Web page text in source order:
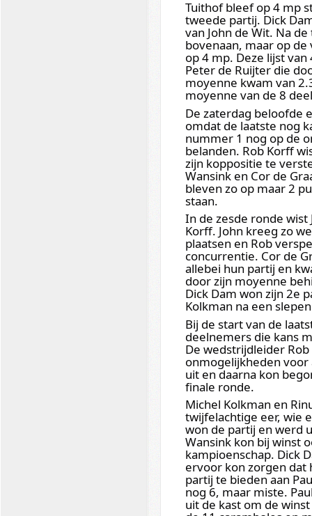
Tuithof bleef op 4 mp
tweede partij. Dick
van John de Wit. Na
bovenaan, maar op
op 4 mp. Deze lijst
Peter de Ruijter die
moyenne kwam van
moyenne van de 8
De zaterdag beloofde
omdat de laatste nog
nummer 1 nog op de
belanden. Rob Korff
zijn koppositie te
Wansink en Cor de
bleven zo op maar 2
staan.
In de zesde ronde wist
Korff. John kreeg zo
plaatsen en Rob
concurrentie. Cor de
allebei hun partij en
door zijn moyenne
Dick Dam won zijn 2e
Kolkman na een
Bij de start van de
deelnemers die kans
De wedstrijdleider
onmogelijkheden
uit en daarna kon
finale ronde.
Michel Kolkman en
twijfelachtige eer, wie
won de partij en werd
Wansink kon bij winst
kampioenschap. Dick
ervoor kon zorgen dat
partij te bieden aan
nog 6, maar miste.
uit de kast om de